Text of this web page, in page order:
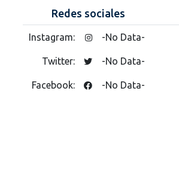
Redes sociales
Instagram: -No Data-
Twitter: -No Data-
Facebook: -No Data-